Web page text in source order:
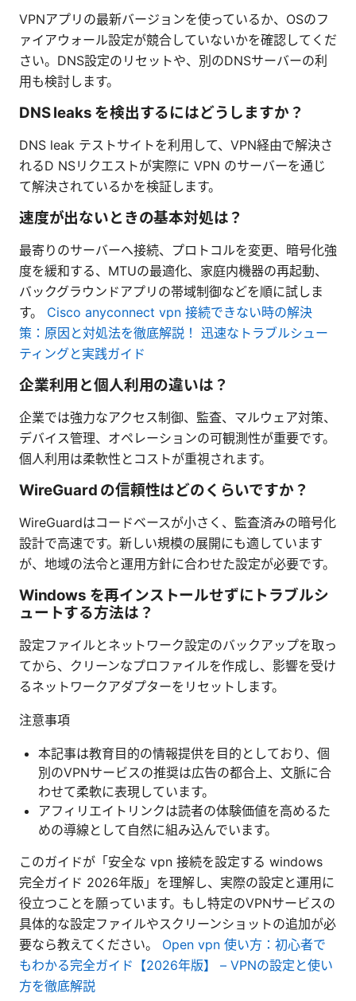
VPNアプリの最新バージョンを使っているか、OSのフ
ァイアウォール設定が競合していないかを確認してくだ
さい。DNS設定のリセットや、別のDNSサーバーの利
用も検討します。
DNS leaks を検出するにはどうしますか？
DNS leak テストサイトを利用して、VPN経由で解決さ
れるD NSリクエストが実際に VPN のサーバーを通じ
て解決されているかを検証します。
速度が出ないときの基本対処は？
最寄りのサーバーへ接続、プロトコルを変更、暗号化強
度を緩和する、MTUの最適化、家庭内機器の再起動、
バックグラウンドアプリの帯域制御などを順に試しま
す。 Cisco anyconnect vpn 接続できない時の解決
策：原因と対処法を徹底解説！ 迅速なトラブルシュー
ティングと実践ガイド
企業利用と個人利用の違いは？
企業では強力なアクセス制御、監査、マルウェア対策、
デバイス管理、オペレーションの可観測性が重要です。
個人利用は柔軟性とコストが重視されます。
WireGuard の信頼性はどのくらいですか？
WireGuardはコードベースが小さく、監査済みの暗号化
設計で高速です。新しい規模の展開にも適しています
が、地域の法令と運用方針に合わせた設定が必要です。
Windows を再インストールせずにトラブルシ
ュートする方法は？
設定ファイルとネットワーク設定のバックアップを取っ
てから、クリーンなプロファイルを作成し、影響を受け
るネットワークアダプターをリセットします。
注意事項
本記事は教育目的の情報提供を目的としており、個
別のVPNサービスの推奨は広告の都合上、文脈に合
わせて柔軟に表現しています。
アフィリエイトリンクは読者の体験価値を高めるた
めの導線として自然に組み込んでいます。
このガイドが「安全な vpn 接続を設定する windows
完全ガイド 2026年版」を理解し、実際の設定と運用に
役立つことを願っています。もし特定のVPNサービスの
具体的な設定ファイルやスクリーンショットの追加が必
要なら教えてください。 Open vpn 使い方：初心者で
もわかる完全ガイド【2026年版】 – VPNの設定と使い
方を徹底解説